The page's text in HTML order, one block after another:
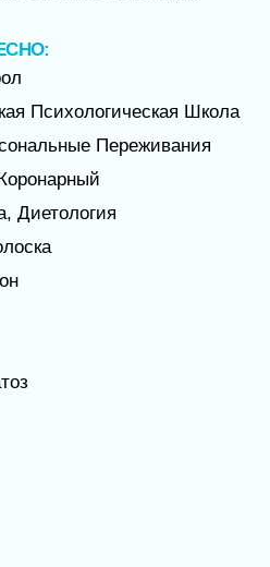
Психологическая Школа
Переживания
Диетология